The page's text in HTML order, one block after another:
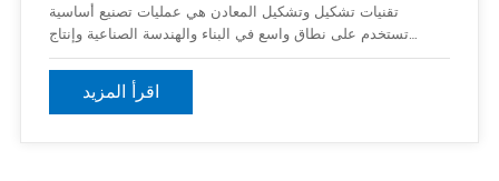
تقنيات تشكيل وتشكيل المعادن هي عمليات تصنيع أساسية
تستخدم على نطاق واسع في البناء والهندسة الصناعية وإنتاج
السيارات وصناعات تصنيع المعادن. هذه التقنيات تساعد على
تحويل المواد المعدنية الخام إلى أشكال دقيقة ومكونات هيكلية مع
تحسين str
اقرأ المزيد